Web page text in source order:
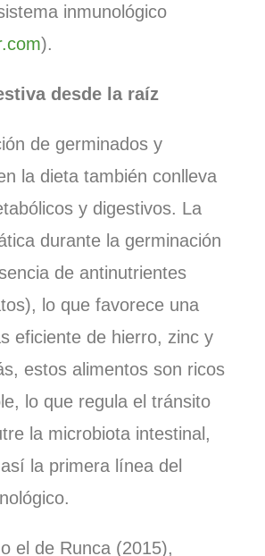
inmunológico
).
desde la raíz
de germinados y
la dieta también conlleva
y digestivos. La
durante la germinación
de antinutrientes
lo que favorece una
eficiente de hierro, zinc y
estos alimentos son ricos
lo que regula el tránsito
la microbiota intestinal,
la primera línea del
el de Runca (2015),